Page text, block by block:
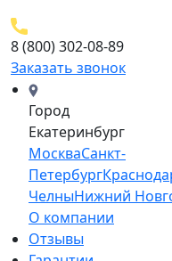
8 (800) 302-08-89
Заказать звонок
Город
Екатеринбург
МоскваСанкт-
Петербург
ЧелныНижний
О компании
Отзывы